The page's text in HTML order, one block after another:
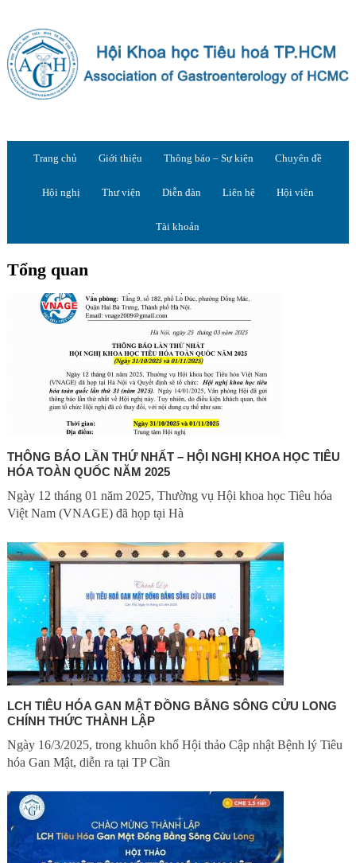
Trang chủ Giới thiệu Thông báo – Sự kiện Chuyên đề
Hội nghị Thư viện Diễn đàn Liên hệ Hội viên
Tài khoản
Tổng quan
THÔNG BÁO LẦN THỨ NHẤT – HỘI NGHỊ KHOA HỌC TIÊU
HÓA TOÀN QUỐC NĂM 2025
Ngày 12 tháng 01 năm 2025, Thường vụ Hội khoa học Tiêu hóa
Việt Nam (VNAGE) đã họp tại Hà
LCH TIÊU HÓA GAN MẬT ĐỒNG BẰNG SÔNG CỬU LONG
CHÍNH THỨC THÀNH LẬP
Ngày 16/3/2025, trong khuôn khổ Hội thảo Cập nhật Bệnh lý Tiêu
hóa Gan Mật, diễn ra tại TP Cần